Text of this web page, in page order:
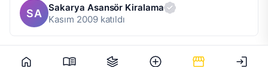
SA
Sakarya Asansör Kiralama
Kasım 2009 katıldı